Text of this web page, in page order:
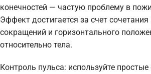
конечностей — частую проблему в
Эффект достигается за счет
сокращений и горизонтального
относительно тела.
Контроль пульса: используйте